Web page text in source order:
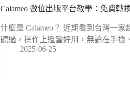
Calameo 數位出版平台教學：免費轉
什麼是 Calameo？ 近期看到台灣一
聽過，操作上還蠻好用，無論在手機
2025-06-25